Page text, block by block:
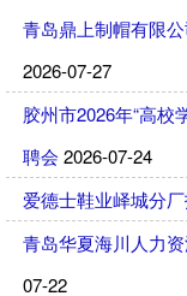
青岛鼎上制帽有限
2026-07-27
胶州市2026年“高校
聘会 2026-07-24
爱德士鞋业峄城分
青岛华夏海川人力
07-22